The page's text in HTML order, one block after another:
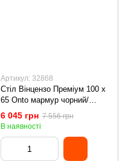
Артикул: 32868
Стіл Вінцензо Преміум 100 х
65 Onto мармур чорний/
натуральне дерево
6 045 грн 7 556 грн
В наявності